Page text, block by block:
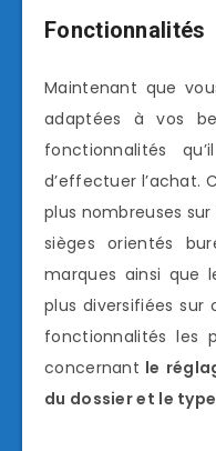
Fonctionnalités
Maintenant que
adaptées à vos
fonctionnalités
d’effectuer l’achat.
plus nombreuses
sièges orientés
marques ainsi que
plus diversifiées sur
fonctionnalités les
concernant le
du dossier et le